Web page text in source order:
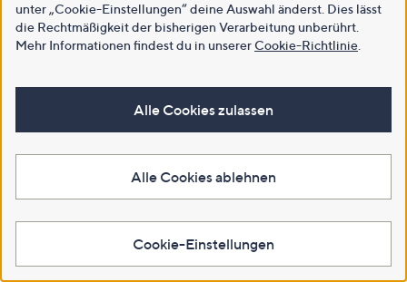
unter „Cookie-Einstellungen“ deine Auswahl änderst. Dies lässt
die Rechtmäßigkeit der bisherigen Verarbeitung unberührt.
Mehr Informationen findest du in unsererCookie-Richtlinie
Alle Cookies zulassen
Alle Cookies ablehnen
Cookie-Einstellungen